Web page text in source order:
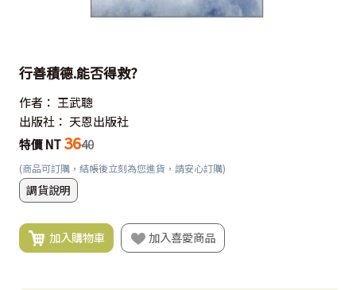
行善積德.能否得救?
作者： 王武聰
出版社： 天恩出版社
特價 NT 3640
(商品可訂購，結帳後立刻為您進貨，請安心訂購)
調貨說明
加入購物車 加入喜愛商品